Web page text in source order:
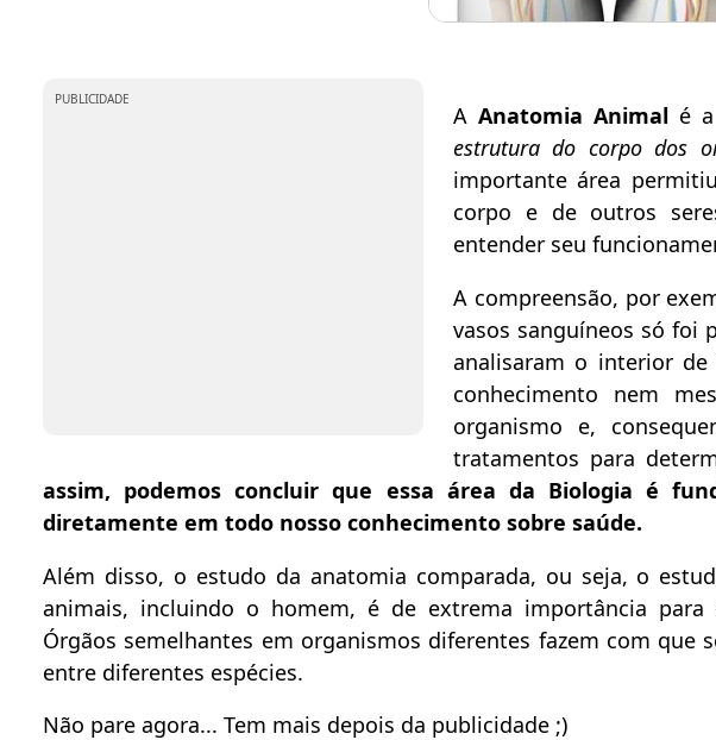
PUBLICIDADE
A Anatomia Animalé a
estrutura do corpo dos
importante área
corpo e de outros
entender seu
A compreensão, por
vasos sanguíneos só foi
analisaram o interior de
conhecimento nem
organismo e,
tratamentos para
assim, podemos concluir que essa área da Biologia é
diretamente em todo nosso conhecimento sobre saúde.
Além disso, o estudo da anatomia comparada, ou seja, o
animais, incluindo o homem, é de extrema importância para
Órgãos semelhantes em organismos diferentes fazem com que
entre diferentes espécies.
Não pare agora... Tem mais depois da publicidade ;)